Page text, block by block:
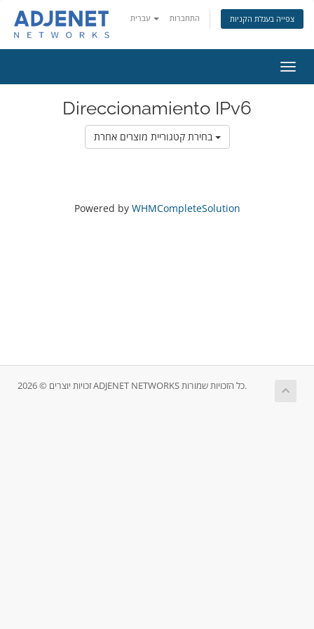
התחברות צפייה בעגלת הקניות
ניווט
Direccionamiento IPv6
בחירת קטגוריית מוצרים אחרת
Powered by WHMCompleteSolution
זכויות יוצרים © 2026 ADJENET NETWORKS כל הזכויות שמורות.